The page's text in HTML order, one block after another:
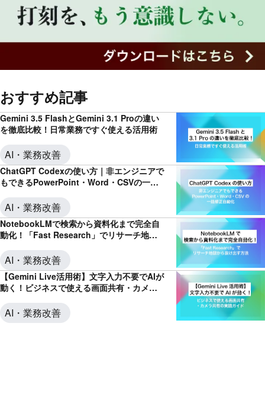
おすすめ記事
Gemini 3.5 FlashとGemini 3.1 Proの違い
を徹底比較！日常業務ですぐ使える活用術
AI・業務改善
ChatGPT Codexの使い方｜非エンジニアで
もできるPowerPoint・Word・CSVの一括
AI・業務改善
NotebookLMで検索から資料化まで完全自
動化！「Fast Research」でリサーチ地獄
AI・業務改善
【Gemini Live活用術】文字入力不要でAIが
動く！ビジネスで使える画面共有・カメラ
AI・業務改善